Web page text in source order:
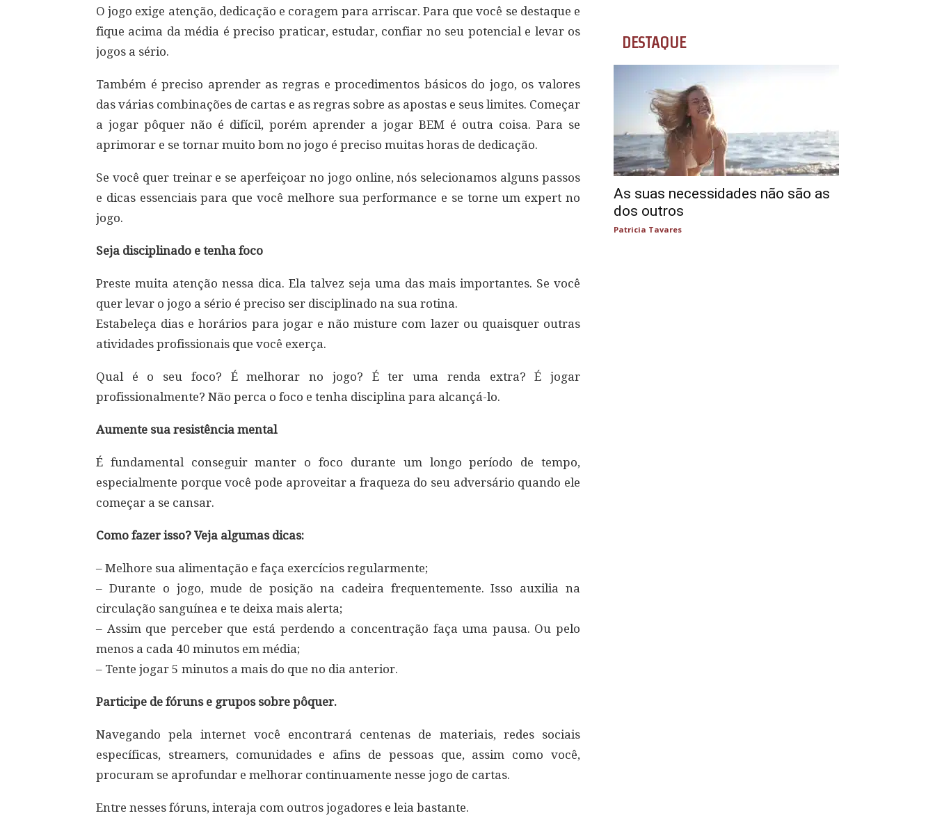
O jogo exige atenção, dedicação e coragem para arriscar. Para que você se destaque e
fique acima da média é preciso praticar, estudar, confiar no seu potencial e levar os
jogos a sério.
Também é preciso aprender as regras e procedimentos básicos do jogo, os valores
das várias combinações de cartas e as regras sobre as apostas e seus limites. Começar
a jogar pôquer não é difícil, porém aprender a jogar BEM é outra coisa. Para se
aprimorar e se tornar muito bom no jogo é preciso muitas horas de dedicação.
Se você quer treinar e se aperfeiçoar no jogo online, nós selecionamos alguns passos
e dicas essenciais para que você melhore sua performance e se torne um expert no
jogo.
Seja disciplinado e tenha foco
Preste muita atenção nessa dica. Ela talvez seja uma das mais importantes. Se você
quer levar o jogo a sério é preciso ser disciplinado na sua rotina.
Estabeleça dias e horários para jogar e não misture com lazer ou quaisquer outras
atividades profissionais que você exerça.
Qual é o seu foco? É melhorar no jogo? É ter uma renda extra? É jogar
profissionalmente? Não perca o foco e tenha disciplina para alcançá-lo.
Aumente sua resistência mental
É fundamental conseguir manter o foco durante um longo período de tempo,
especialmente porque você pode aproveitar a fraqueza do seu adversário quando ele
começar a se cansar.
Como fazer isso? Veja algumas dicas:
– Melhore sua alimentação e faça exercícios regularmente;
– Durante o jogo, mude de posição na cadeira frequentemente. Isso auxilia na
circulação sanguínea e te deixa mais alerta;
– Assim que perceber que está perdendo a concentração faça uma pausa. Ou pelo
menos a cada 40 minutos em média;
– Tente jogar 5 minutos a mais do que no dia anterior.
Participe de fóruns e grupos sobre pôquer.
Navegando pela internet você encontrará centenas de materiais, redes sociais
específicas, streamers, comunidades e afins de pessoas que, assim como você,
procuram se aprofundar e melhorar continuamente nesse jogo de cartas.
Entre nesses fóruns, interaja com outros jogadores e leia bastante.
DESTAQUE
As suas necessidades não são as
dos outros
Patricia Tavares